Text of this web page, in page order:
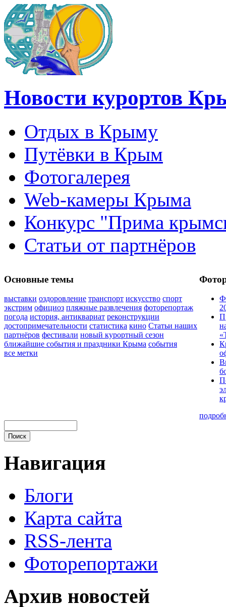
Новости курортов
Отдых в Крыму
Путёвки в Крым
Фотогалерея
Web-камеры Крыма
Конкурс "Прима
Статьи от партнёров
Основные темы
выставки оздоровление транспорт искусство спорт
экстрим официоз пляжные развлечения фоторепортаж
погода история, антиквариат реконструкции
достопримечательности статистика кино Статьи наших
партнёров фестивали новый курортный сезон
ближайшие события и праздники Крыма события
все метки
Навигация
Блоги
Карта сайта
RSS-лента
Фоторепортажи
Архив новостей